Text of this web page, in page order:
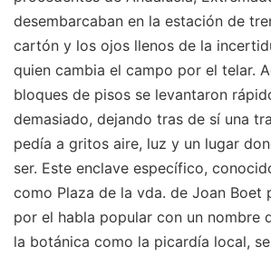
desembarcaban en la estación de
cartón y los ojos llenos de la
quien cambia el campo por el telar.
bloques de pisos se levantaron
demasiado, dejando tras de sí una
pedía a gritos aire, luz y un lugar
ser. Este enclave específico,
como Plaza de la vda. de Joan Boet
por el habla popular con un nombre
la botánica como la picardía local,